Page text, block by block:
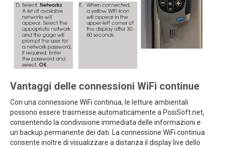
Vantaggi delle connessioni WiFi continue
Con una connessione WiFi continua, le letture ambientali
possono essere trasmesse automaticamente a PosiSoft.net,
consentendo la condivisione immediata delle informazioni e
un backup permanente dei dati. La connessione WiFi continua
consente inoltre di visualizzare a distanza il display live dello